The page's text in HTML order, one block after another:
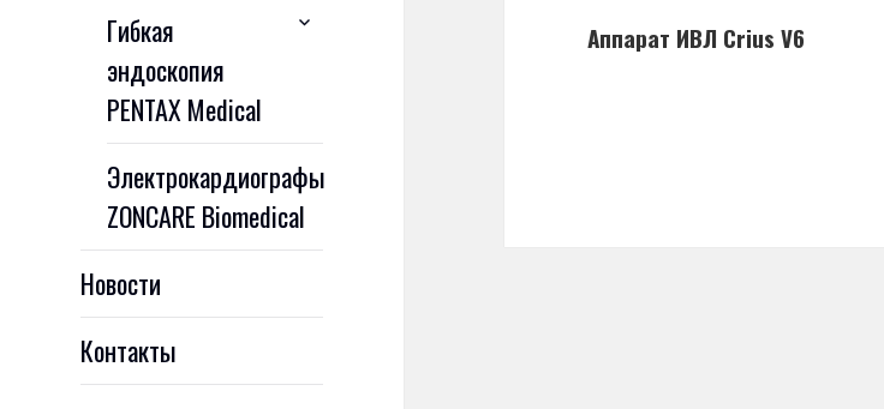
Гибкая
эндоскопия
PENTAX Medical
раскрыть
Электрокардиографы
ZONCARE Biomedical
Новости
Контакты
Аппарат ИВЛ Crius V6